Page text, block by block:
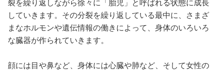
裂を繰り返しながら徐々に「胎児」と呼ばれる状態に成長
していきます。その分裂を繰り返している最中に、さまざ
まなホルモンや遺伝情報の働きによって、身体のいろいろ
な臓器が作られていきます。
顔には目や鼻など、身体には心臓や肺など、そして女性の